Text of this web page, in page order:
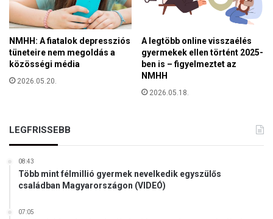
m
g
a
r
a
n
c
j
ó
z
á
NMHH: A fiatalok depressziós
tüneteire nem megoldás a
közösségi média
2026.05.20.
A legtöbb online visszaélés
gyermekek ellen történt 2025-
ben is – figyelmeztet az
NMHH
2026.05.18.
LEGFRISSEBB
08:43
Több mint félmillió gyermek nevelkedik egyszülős
családban Magyarországon (VIDEÓ)
07:05